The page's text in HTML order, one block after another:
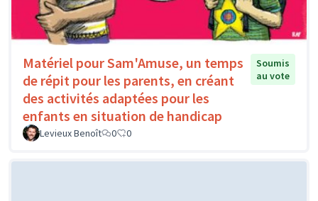
Matériel pour Sam'Amuse, un temps
de répit pour les parents, en créant
des activités adaptées pour les
enfants en situation de handicap
Soumis
au vote
Levieux Benoît 0 0